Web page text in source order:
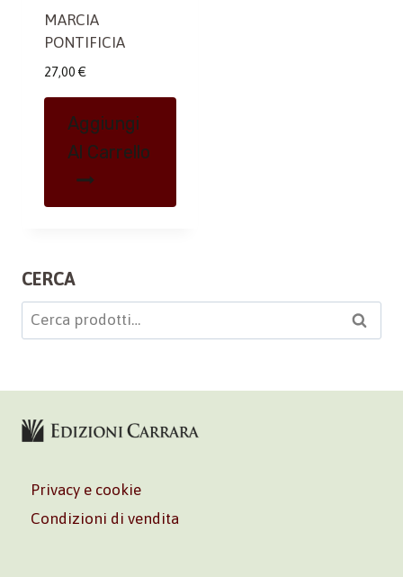
MARCIA
PONTIFICIA
27,00 €
Aggiungi
Al Carrello
CERCA
Cerca: Cerca
Privacy e cookie
Condizioni di vendita